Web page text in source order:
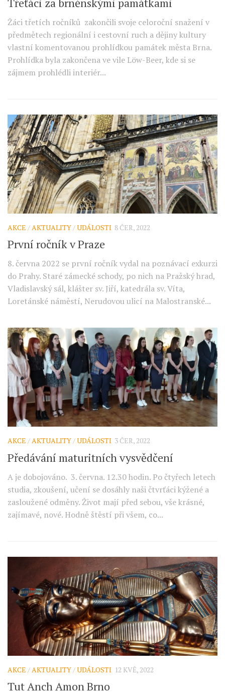
Třeťáci za brněnskými památkami
Žáci třetích ročníků zakončili svoje celoroční snažení v
předmětech regionální i cestovní ruch a dějiny kultury
vlastní komentovanou prohlídkou památek města Brna.
Prohlídka byla zakončena ve vile Löw-Beer, kde si se
zájmem prohlédli interiér...
AKCE /AKTUALITY/UDÁLOSTI 8 ČER, 2022
První ročník v Praze
8. června 2022 se první ročník vydal na poznávací exkurzi
do Prahy. Staré zámecké schody, po nich na Pražský hrad,
Vladislavský sál, klášter sv. Jiří, katedrála sv. Víta,
Loretánské náměstí, Nerudovou ulicí na Malostranské...
AKCE /AKTUALITY/UDÁLOSTI 3 ČER, 2022
Předávání maturitních vysvědčení
A je dobojováno. 3. června. 12.30 hodin. Po čtyřech letech
studia, zkoušení, učení se dosáhly naši čtvrťáci kýžené a
zasloužené odměny. Život mají před sebou, vše krásné,
zajímavé, nové. Hodně štěstí při všem, co...
AKCE / AKTUALITY /UDÁLOSTI 12 KVĚ, 2022
Tut Anch Amon Brno